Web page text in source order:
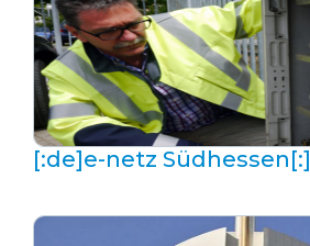
[:de]e-netz Südhessen[:]